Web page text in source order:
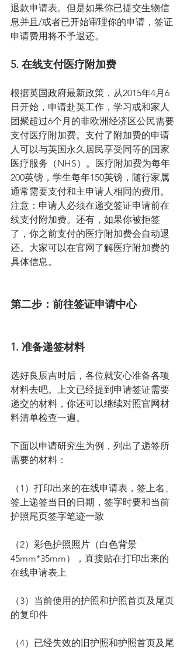
退款申请表。但是如果你已提交生物信
息并且/或者已开始审理你的申请，签证
申请费用将不予退还。
5. 在线支付医疗附加费
根据英国政府最新政策，从2015年4月6
日开始，申请赴英工作，学习或和家人
团聚超过6个月的非欧洲经济区公民需要
支付医疗附加费。支付了附加费的申请
人可以与英国永久居民享受同等的国家
医疗服务（NHS）。医疗附加费为每年
200英镑，学生每年150英镑，随行家属
通常需要支付和主申请人相同的费用。
注意：申请人必须在递交签证申请前在
线支付附加费。还有，如果你被拒签
了，你之前支付的医疗附加费会自动退
还。大家可以在官网了解医疗附加费的
具体信息。
第二步：前往签证申请中心
1. 准备递签材料
选好良辰吉时后，各位就安心准备各项
材料去吧。上文已经提到申请签证需要
递交的材料，你还可以继续对照官网材
料清单检查一遍。
下面以申请研究生为例，列出了递签所
需要的材料：
（1）打印出来的在线申请表，签上名、
签上递签当日的日期，签字时要和当前
护照尾页签字笔迹一致
（2）彩色护照照片（白色背景
45mm*35mm），直接贴在打印出来的
在线申请表上
（3）当前使用的护照和护照首页及尾页
的复印件
（4）已经失效的旧护照和护照首页及尾